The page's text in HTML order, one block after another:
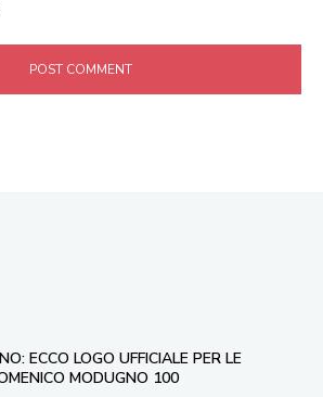
ECCO LOGO UFFICIALE PER LE
MODUGNO 100